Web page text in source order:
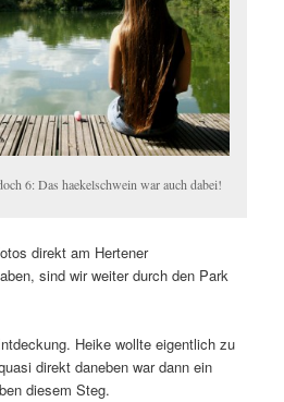
6: Das haekelschwein war auch dabei!
direkt am Hertener
sind wir weiter durch den Park
Heike wollte eigentlich zu
direkt daneben war dann ein
diesem Steg.